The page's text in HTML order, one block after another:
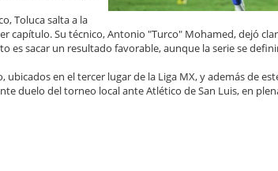
Toluca salta a la
capítulo. Su técnico, Antonio "Turco" Mohamed, dejó
es sacar un resultado favorable, aunque la serie se
ubicados en el tercer lugar de la Liga MX, y además de
duelo del torneo local ante Atlético de San Luis, en